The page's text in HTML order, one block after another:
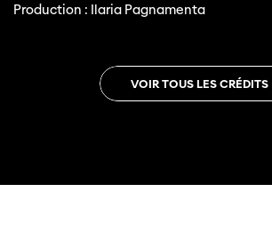
Production : Ilaria Pagnamenta
VOIR TOUS LES CRÉDITS